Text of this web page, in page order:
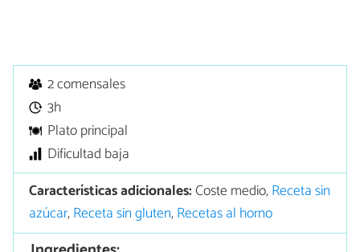
2 comensales
3h
Plato principal
Dificultad baja
Características adicionales:Coste medio,Receta sin
azúcar,Receta sin gluten,Recetas al horno